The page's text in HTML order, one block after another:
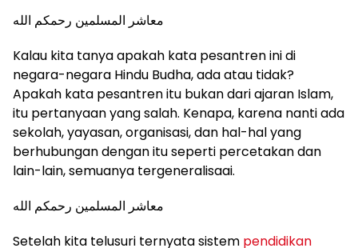
معاشر المسلمين رحمكم الله
Kalau kita tanya apakah kata pesantren ini di
negara-negara Hindu Budha, ada atau tidak?
Apakah kata pesantren itu bukan dari ajaran Islam,
itu pertanyaan yang salah. Kenapa, karena nanti ada
sekolah, yayasan, organisasi, dan hal-hal yang
berhubungan dengan itu seperti percetakan dan
lain-lain, semuanya tergeneralisaai.
معاشر المسلمين رحمكم الله
Setelah kita telusuri ternyata sistem pendidikan